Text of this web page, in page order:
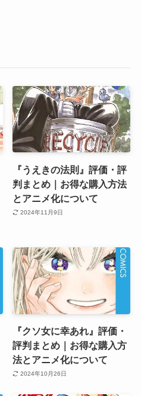
『うえきの法則』評価・評
判まとめ｜お得な購入方法
とアニメ化について
2024年11月9日
『クソ女に幸あれ』評価・
評判まとめ｜お得な購入方
法とアニメ化について
2024年10月26日